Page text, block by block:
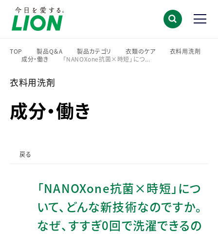
TOP
>
製品Q＆A
>
製品カテゴリ
>
衣類のケア
衣料用洗剤
成分・働き
「NANOXone抗菌×時短」につ...
衣料用洗剤
成分・働き
戻る
「NANOXone抗菌×時短」につ
いて、どんな新技術なのですか。
なぜ、すすぎ0回で洗濯できるの